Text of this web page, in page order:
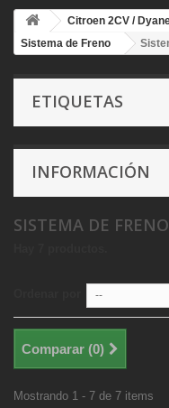
Citroen 2CV /
Sistema de Freno
ETIQUETAS
INFORMACIÓN
SISTEMA DE
--
Comparar (0)
Mostrando 1 - 7 de 7 items